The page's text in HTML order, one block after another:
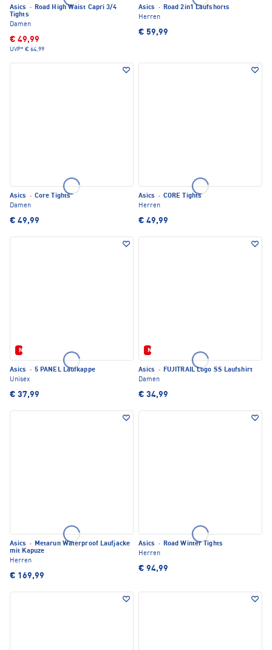
Asics · Road High Waist Capri 3/4
Tights
Damen
€ 49,99
UVP* € 64,99
Asics · Road 2in1 Laufshorts
Herren
€ 59,99
Asics · Core Tights
Damen
€ 49,99
Asics · CORE Tights
Herren
€ 49,99
Neu
Asics · 5 PANEL Laufkappe
Unisex
€ 37,99
Neu
Asics · FUJITRAIL Logo SS Laufshirt
Damen
€ 34,99
Asics · Metarun Waterproof Laufjacke
mit Kapuze
Herren
€ 169,99
Asics · Road Winter Tights
Herren
€ 94,99